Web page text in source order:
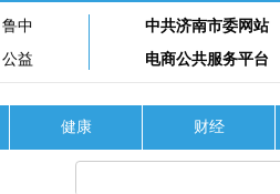
鲁中
公益
中共济南市委网站
电商公共服务平台
健康 财经